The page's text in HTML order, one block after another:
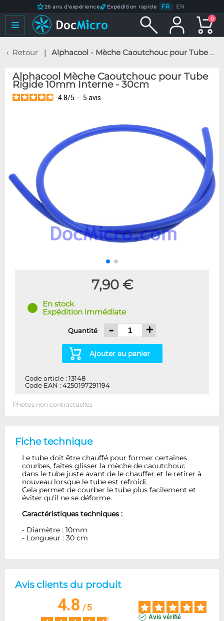
26 ans d'expérience Expédition rapide FR / EN
0
Retour Alphacool - Mèche Caoutchouc pour Tube Rigide 10mm Interne - 30cm
Alphacool Mèche Caoutchouc pour Tube
Rigide 10mm Interne - 30cm
4.8/5 - 5 avis
7,90 €
En stock
Expédition immédiate
Quantité - +
Ajouter au panier
Code article : 13148
Code EAN : 4250197291194
Photos non contractuelles
Fiche technique
Le tube doit être chauffé pour former certaines
courbes, faites glisser la mèche de caoutchouc
dans le tube juste avant de le chauffer et le retirer à
nouveau lorsque le tube est refroidi.
Cela permet de courber le tube plus facilement et
éviter qu'il ne se déforme.
Caractéristiques techniques :
- Diamètre : 10mm
- Longueur : 30 cm
Avis clients du produit
4.8/5
Avis vérifié